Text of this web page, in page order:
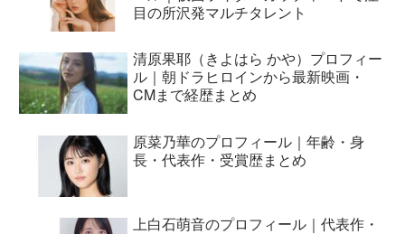
目の所沢発マルチタレント
清原果耶（きよはら かや）プロフィー
ル｜朝ドラヒロインから最新映画・
CMまで経歴まとめ
原菜乃華のプロフィール｜年齢・身
長・代表作・受賞歴まとめ
上白石萌音のプロフィール｜代表作・